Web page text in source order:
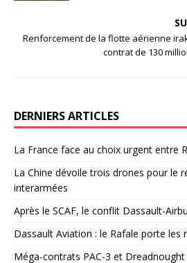
Renforcement de la flotte aérienne
contrat de 130
DERNIERS ARTICLES
La France face au choix urgent entre
La Chine dévoile trois drones pour le
interarmées
Après le SCAF, le conflit Dassault-
Dassault Aviation : le Rafale porte les
Méga-contrats PAC-3 et Dreadnought